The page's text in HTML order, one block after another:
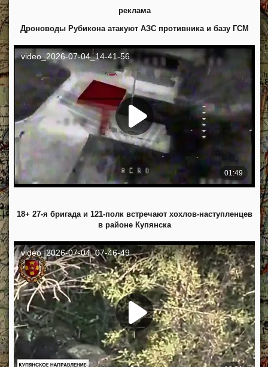
реклама
Дроноводы Рубикона атакуют АЗС противника и базу ГСМ
18+ 27-я бригада и 121-полк встречают хохлов-наступленцев
в районе Купянска